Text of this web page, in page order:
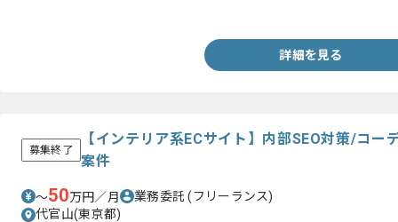
詳細を見る
募集終了
【インテリア系ECサイト】内部SEO対策/コー
案件
〜50万円／月 業務委託(フリーランス)
代官山(東京都)